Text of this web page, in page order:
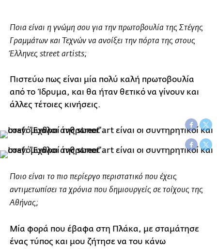
Ποια είναι η γνώμη σου για την πρωτοβουλία της Στέγης
Γραμμάτων και Τεχνών να ανοίξει την πόρτα της στους
Έλληνες street artists;
Πιστεύω πως είναι μία πολύ καλή πρωτοβουλία
από το Ίδρυμα, και θα ήταν θετικό να γίνουν και
άλλες τέτοιες κινήσεις.
Ποιο είναι το πιο περίεργο περιστατικό που έχεις
αντιμετωπίσει τα χρόνια που δημιουργείς σε τοίχους της
Αθήνας;
Μία φορά που έβαφα στη Πλάκα, με σταμάτησε
ένας τύπος και μου ζήτησε να του κάνω